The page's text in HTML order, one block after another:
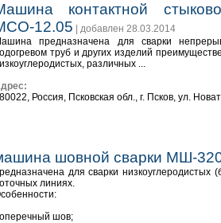
контактной
12.05
| добавлен 28.03.2014
предназначена для сварки
труб и других изделий
различных ...
Россия, Псковская обл., г. Псков, ул.
шовной сварки МШ-
для сварки
линиях.
шов;